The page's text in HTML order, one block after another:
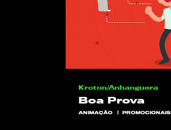
Kroton/Anhanguera
Boa Prova
ANIMAÇÃO PROMOCIONAIS